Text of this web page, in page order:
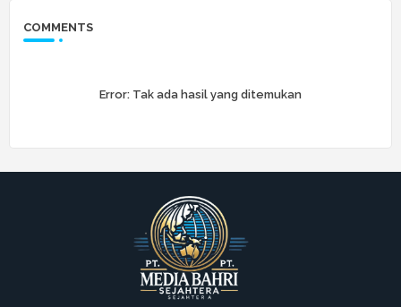
COMMENTS
Error: Tak ada hasil yang ditemukan